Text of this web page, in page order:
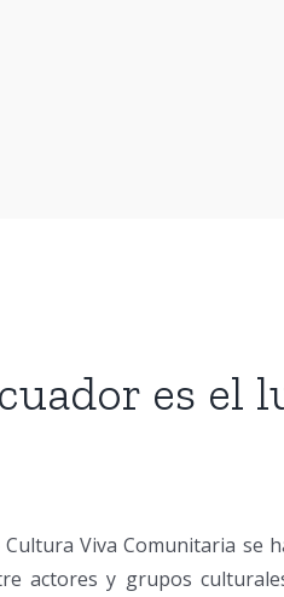
es el
Viva Comunitaria se
actores y grupos